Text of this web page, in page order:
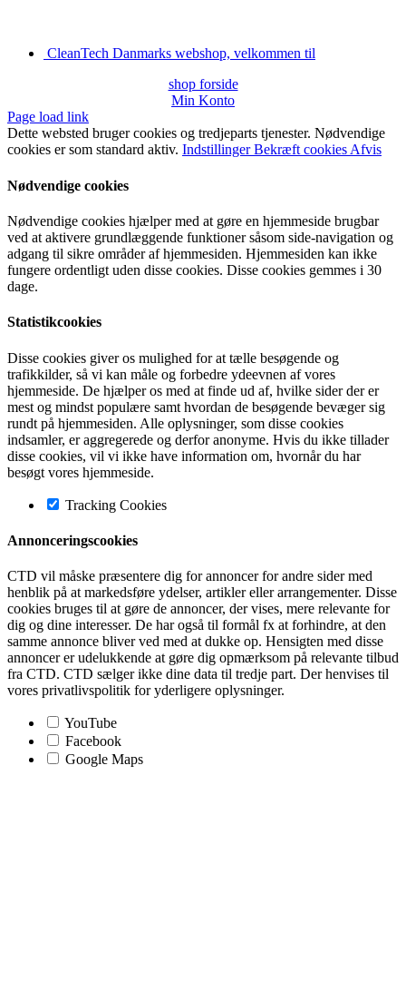
CleanTech Danmarks webshop, velkommen til
shop forside
Min Konto
Page load link
Dette websted bruger cookies og tredjeparts tjenester. Nødvendige
cookies er som standard aktiv. IndstillingerBekræft cookiesAfvis
Nødvendige cookies
Nødvendige cookies hjælper med at gøre en hjemmeside brugbar
ved at aktivere grundlæggende funktioner såsom side-navigation og
adgang til sikre områder af hjemmesiden. Hjemmesiden kan ikke
fungere ordentligt uden disse cookies. Disse cookies gemmes i 30
dage.
Statistikcookies
Disse cookies giver os mulighed for at tælle besøgende og
trafikkilder, så vi kan måle og forbedre ydeevnen af vores
hjemmeside. De hjælper os med at finde ud af, hvilke sider der er
mest og mindst populære samt hvordan de besøgende bevæger sig
rundt på hjemmesiden. Alle oplysninger, som disse cookies
indsamler, er aggregerede og derfor anonyme. Hvis du ikke tillader
disse cookies, vil vi ikke have information om, hvornår du har
besøgt vores hjemmeside.
Tracking Cookies
Annonceringscookies
CTD vil måske præsentere dig for annoncer for andre sider med
henblik på at markedsføre ydelser, artikler eller arrangementer. Disse
cookies bruges til at gøre de annoncer, der vises, mere relevante for
dig og dine interesser. De har også til formål fx at forhindre, at den
samme annonce bliver ved med at dukke op. Hensigten med disse
annoncer er udelukkende at gøre dig opmærksom på relevante tilbud
fra CTD. CTD sælger ikke dine data til tredje part. Der henvises til
vores privatlivspolitik for yderligere oplysninger.
YouTube
Facebook
Google Maps